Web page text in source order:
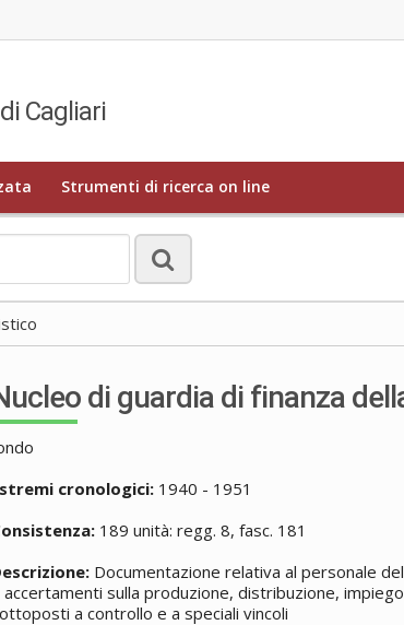
Cagliari
Strumenti di ricerca on line
di guardia di finanza
cronologici: 1940 - 1951
189 unità: regg. 8, fasc. 181
Documentazione relativa al personale
accertamenti sulla produzione, distribuzione,
a controllo e a speciali vincoli